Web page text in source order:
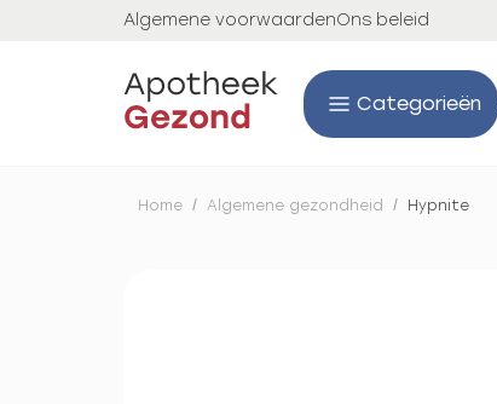
Algemene voorwaardenOns beleid
Categorieën
Home / Algemene gezondheid / Hypnite